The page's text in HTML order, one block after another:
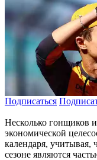
Подписаться
Несколько гонщиков
экономической
календаря, учитывая,
сезоне являются